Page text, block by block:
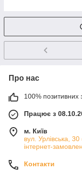
Про нас
100% позитивних
Працює з
м. Київ
вул. Урлівська,
інтернет-
Контакти